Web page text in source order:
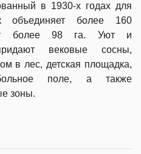
в 1930-х годах для
объединяет более 160
более 98 га. Уют и
вековые сосны,
в лес, детская площадка,
поле, а также
зоны.